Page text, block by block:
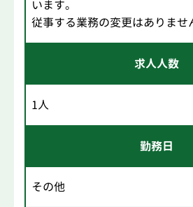
います。
従事する業務の変更はありませ
求人人数
1人
勤務日
その他